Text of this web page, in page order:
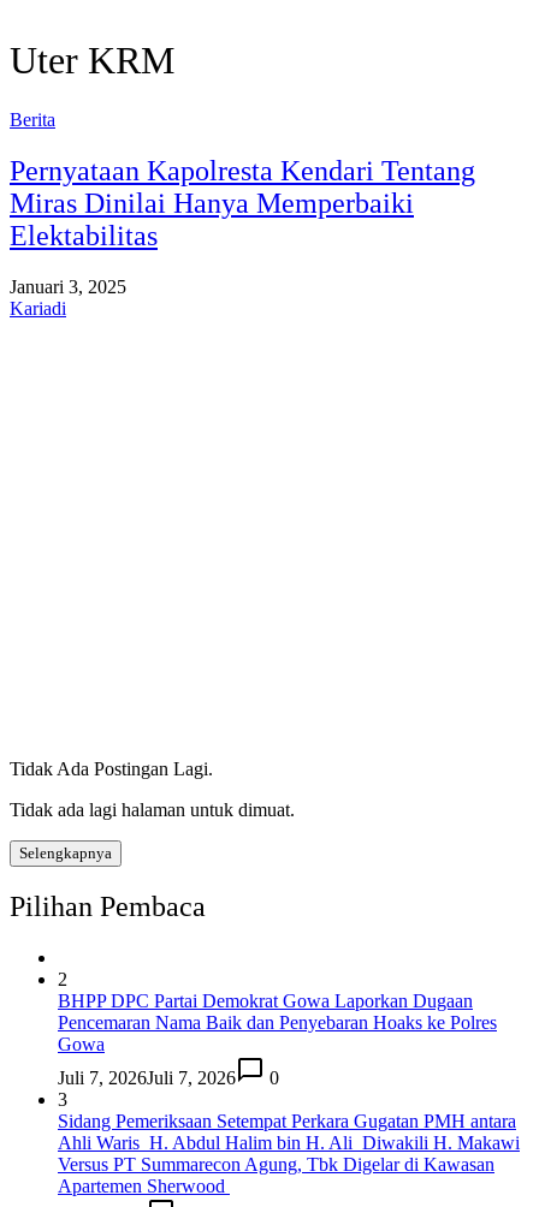
Uter KRM
Berita
Pernyataan Kapolresta Kendari Tentang
Miras Dinilai Hanya Memperbaiki
Elektabilitas
Januari 3, 2025
Kariadi
Tidak Ada Postingan Lagi.
Tidak ada lagi halaman untuk dimuat.
Selengkapnya
Pilihan Pembaca
2
BHPP DPC Partai Demokrat Gowa Laporkan Dugaan
Pencemaran Nama Baik dan Penyebaran Hoaks ke Polres
Gowa
Juli 7, 2026Juli 7, 2026
0
3
Sidang Pemeriksaan Setempat Perkara Gugatan PMH antara
Ahli Waris H. Abdul Halim bin H. Ali Diwakili H. Makawi
Versus PT Summarecon Agung, Tbk Digelar di Kawasan
Apartemen Sherwood